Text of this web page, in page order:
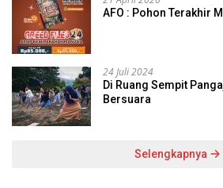
AFO : Pohon Terakhir
24 Juli 2024
Di Ruang Sempit
Bersuara
Selengkapnya